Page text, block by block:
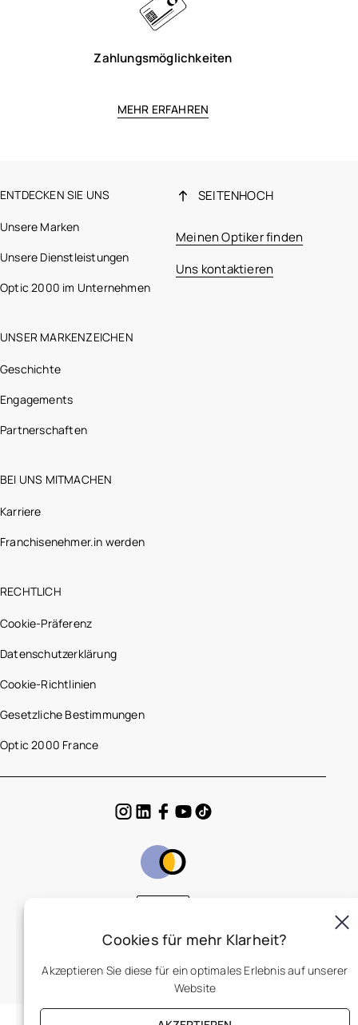
Zahlungsmöglichkeiten
MEHR ERFAHREN
ENTDECKEN SIE UNS
Unsere Marken
Unsere Dienstleistungen
Optic 2000 im Unternehmen
UNSER MARKENZEICHEN
Geschichte
Engagements
Partnerschaften
BEI UNS MITMACHEN
Karriere
Franchisenehmer.in werden
RECHTLICH
Cookie-Präferenz
Datenschutzerklärung
Cookie-Richtlinien
Gesetzliche Bestimmungen
Optic 2000 France
SEITENHOCH
Meinen Optiker finden
Uns kontaktieren
Cookies für mehr Klarheit?
Akzeptieren Sie diese für ein optimales Erlebnis auf unserer
Website